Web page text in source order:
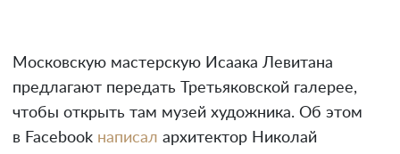
Московскую мастерскую Исаака Левитана
предлагают передать Третьяковской галерее,
чтобы открыть там музей художника. Об этом
в Facebook написал архитектор Николай